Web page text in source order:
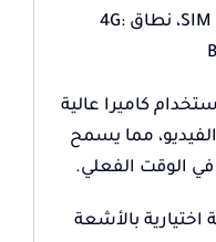
2.دعم اتصال شبكة بطاقة SIM 4G، نطاق 4G:
كاميرا عالية
مما يسمح
في الوقت الفعلي.
اختيارية بالأشعة